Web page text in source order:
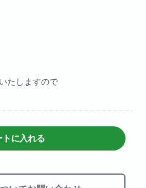
たしますので
トに入れる